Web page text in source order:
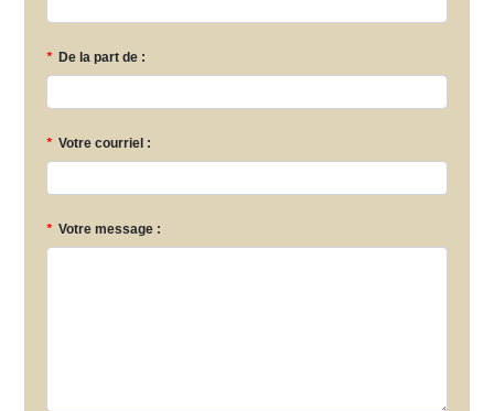
* De la part de :
* Votre courriel :
* Votre message :